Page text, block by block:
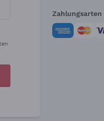
Zahlungsarten